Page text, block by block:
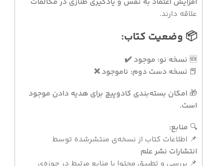
علاقه دارند.
📦 وضعیت کتاب:
🆕 نسخه نو: موجود ✔️
📕 نسخه دست دوم: ناموجود ❌
🎁 امکان بسته‌بندی کادوپیچ برای هدیه دادن موجود
است.
🔍 منابع:
📌 اطلاعات کتاب از نسخه‌ی منتشرشده توسط
انتشارات نشر علم